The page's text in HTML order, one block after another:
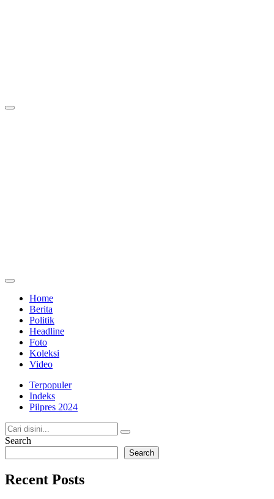
Home
Berita
Politik
Headline
Foto
Koleksi
Video
Terpopuler
Indeks
Pilpres 2024
Search
Search
Recent Posts